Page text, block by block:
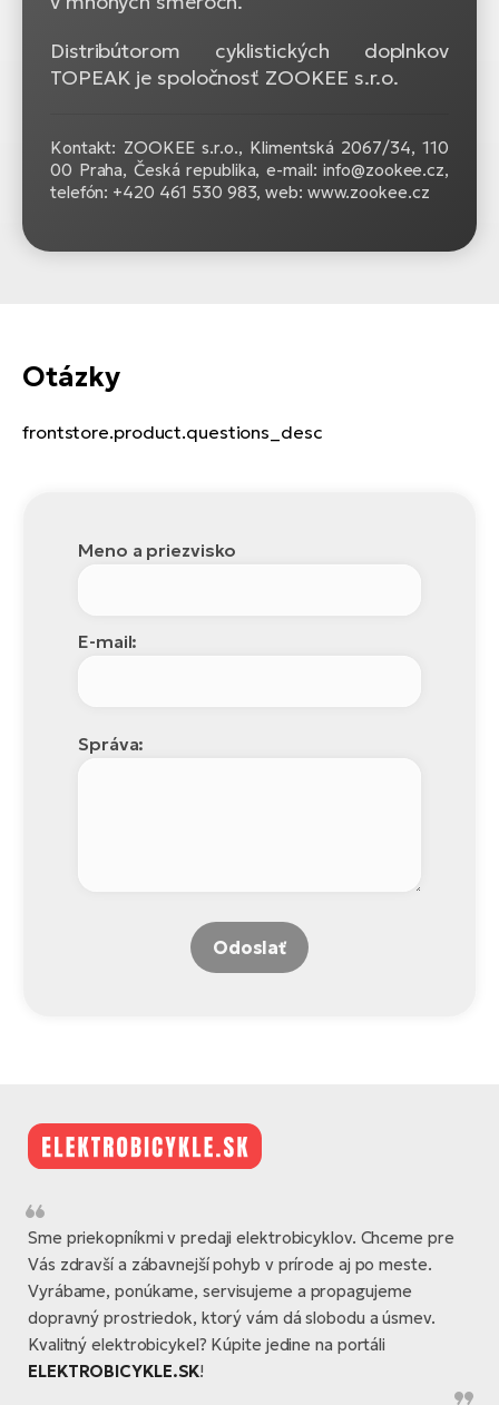
Distribútorom cyklistických doplnkov
TOPEAK je spoločnosť ZOOKEE s.r.o.
Kontakt: ZOOKEE s.r.o., Klimentská 2067/34, 110
00 Praha, Česká republika, e-mail: info@zookee.cz,
telefón: +420 461 530 983, web: www.zookee.cz
Otázky
frontstore.product.questions_desc
Meno a priezvisko
E-mail:
Správa:
Odoslať
Sme priekopníkmi v predaji elektrobicyklov. Chceme pre
Vás zdravší a zábavnejší pohyb v prírode aj po meste.
Vyrábame, ponúkame, servisujeme a propagujeme
dopravný prostriedok, ktorý vám dá slobodu a úsmev.
Kvalitný elektrobicykel? Kúpite jedine na portáli
ELEKTROBICYKLE.SK!